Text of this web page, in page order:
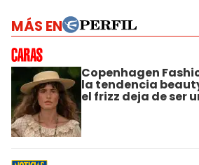
MÁS EN
Copenhagen
la tendencia
el frizz deja de ser